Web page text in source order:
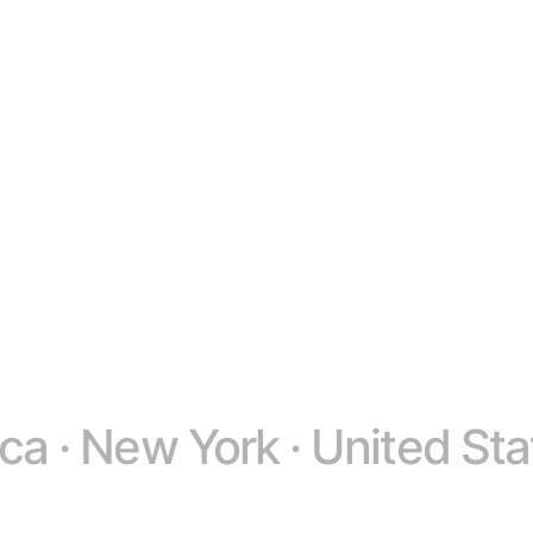
· New York · United